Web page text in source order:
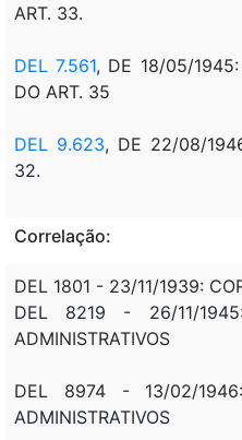
ART. 33.
DEL 7.561, DE 18/05/1945:
DO ART. 35
DEL 9.623, DE 22/08/
32.
Correlação:
DEL 1801 - 23/11/1939:
DEL 8219 - 26/11/1945:
ADMINISTRATIVOS
DEL 8974 - 13/02/1946:
ADMINISTRATIVOS